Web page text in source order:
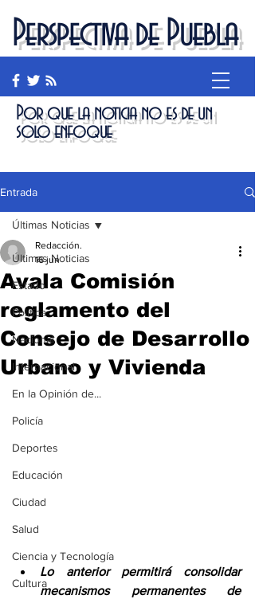
Perspectiva de Puebla
Por que la noticia no es de un
solo enfoque
Entrada
Últimas Noticias
Estado
Política
Nacional
Internacional
En la Opinión de...
Policía
Deportes
Educación
Ciudad
Salud
Ciencia y Tecnología
Cultura
Últimas Noticias
Avala Comisión
reglamento del
Consejo de Desarrollo
Urbano y Vivienda
Redacción.
16 jun
Lo anterior permitirá consolidar
mecanismos permanentes de